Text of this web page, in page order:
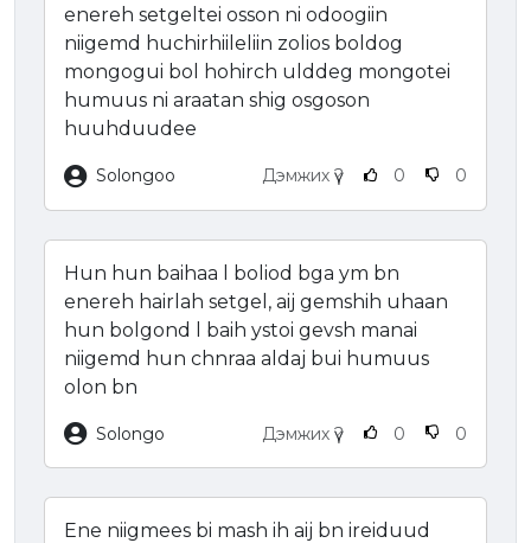
enereh setgeltei osson ni odoogiin
niigemd huchirhiileliin zolios boldog
mongogui bol hohirch ulddeg mongotei
humuus ni araatan shig osgoson
huuhduudee
Solongoo Дэмжих үү? 0 0
Hun hun baihaa l boliod bga ym bn
enereh hairlah setgel, aij gemshih uhaan
hun bolgond l baih ystoi gevsh manai
niigemd hun chnraa aldaj bui humuus
olon bn
Solongo Дэмжих үү? 0 0
Ene niigmees bi mash ih aij bn ireiduud